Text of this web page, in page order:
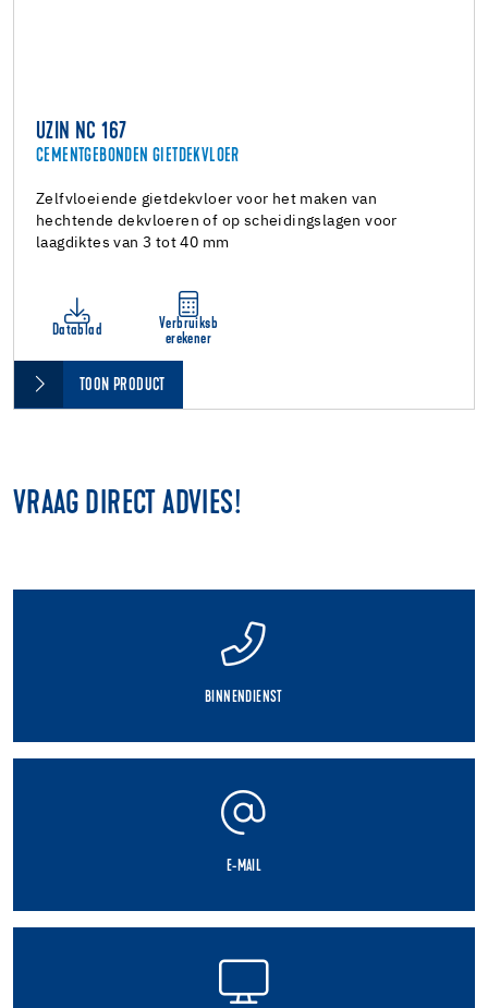
UZIN NC 167
CEMENTGEBONDEN GIETDEKVLOER
Zelfvloeiende gietdekvloer voor het maken van
hechtende dekvloeren of op scheidingslagen voor
laagdiktes van 3 tot 40 mm
Datablad
Verbruiksb
erekener
TOON PRODUCT
VRAAG DIRECT ADVIES!
BINNENDIENST
E-MAIL